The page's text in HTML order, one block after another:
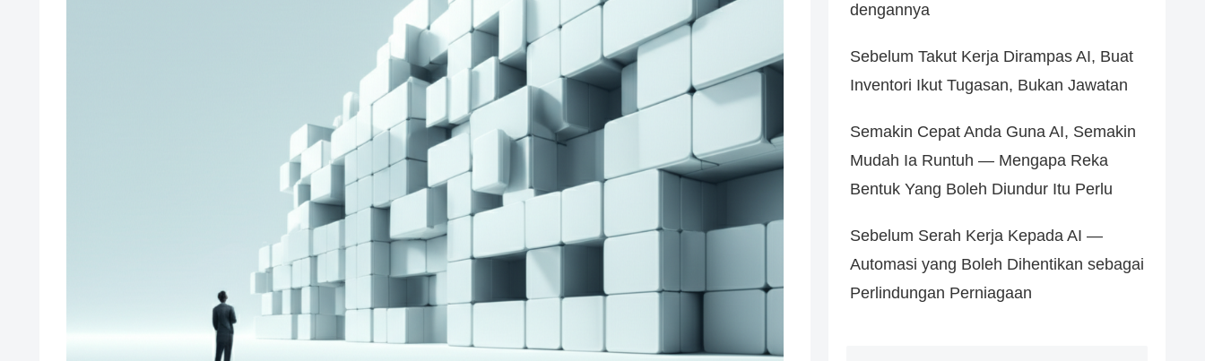
dengannya
Sebelum Takut Kerja Dirampas AI, Buat
Inventori Ikut Tugasan, Bukan Jawatan
Semakin Cepat Anda Guna AI, Semakin
Mudah Ia Runtuh — Mengapa Reka
Bentuk Yang Boleh Diundur Itu Perlu
Sebelum Serah Kerja Kepada AI —
Automasi yang Boleh Dihentikan sebagai
Perlindungan Perniagaan